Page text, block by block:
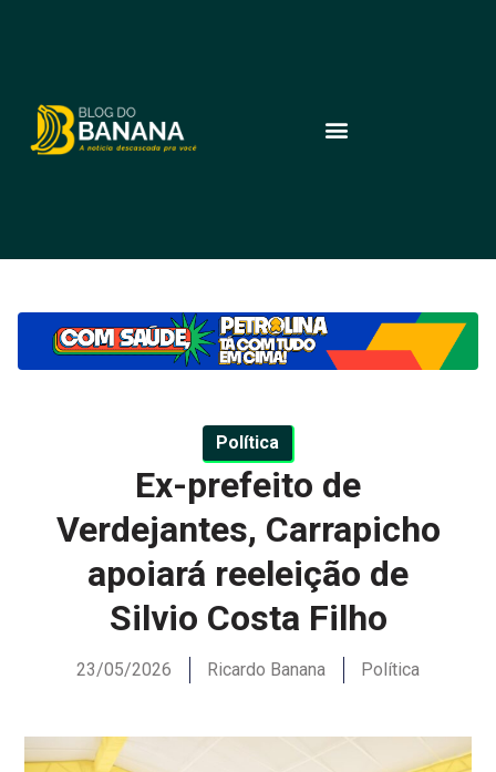
Política
Ex-prefeito de
Verdejantes, Carrapicho
apoiará reeleição de
Silvio Costa Filho
23/05/2026 Ricardo Banana Política